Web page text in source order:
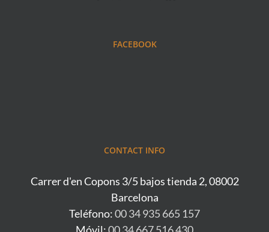
FACEBOOK
CONTACT INFO
Carrer d'en Copons 3/5 bajos tienda 2, 08002
Barcelona
Teléfono:00 34 935 665 157